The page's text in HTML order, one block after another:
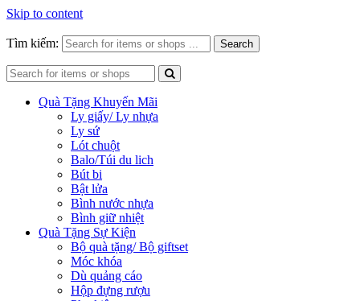
Skip to content
Tìm kiếm: Search
Quà Tặng Khuyến Mãi
Ly giấy/ Ly nhựa
Ly sứ
Lót chuột
Balo/Túi du lich
Bút bi
Bật lửa
Bình nước nhựa
Bình giữ nhiệt
Quà Tặng Sự Kiện
Bộ quà tặng/ Bộ giftset
Móc khóa
Dù quảng cáo
Hộp đựng rượu